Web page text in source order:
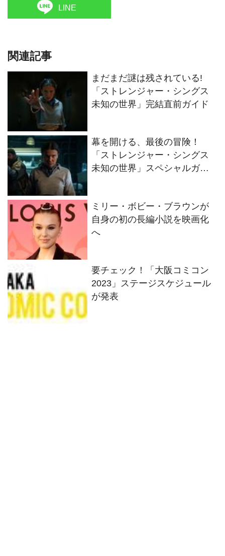
LINE
関連記事
まだまだ謎は残されている!
「ストレンジャー・シングス
未知の世界」完結直前ガイド
幕を開ける、最後の冒険！
「ストレンジャー・シングス
未知の世界」スペシャルガイ
ミリー・ボビー・ブラウンが
自身の初の長編小説を映画化
へ
要チェック！「大阪コミコン
2023」ステージスケジュール
が発表